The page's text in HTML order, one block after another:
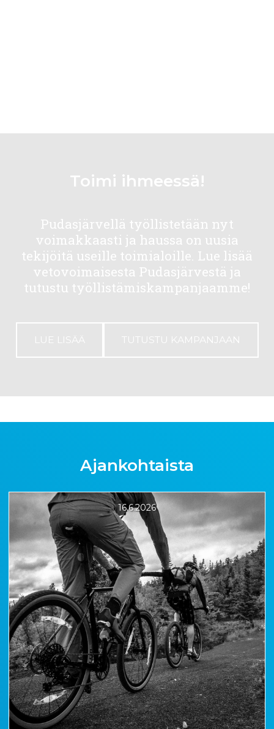
Toimi ihmeessä!
Pudasjärvellä työllistetään nyt
voimakkaasti ja haussa on uusia
tekijöitä useille toimialoille. Lue lisää
vetovoimaisesta Pudasjärvestä ja
tutustu työllistämiskampanjaamme!
LUE LISÄÄ TUTUSTU KAMPANJAAN
Ajankohtaista
16.6.2026